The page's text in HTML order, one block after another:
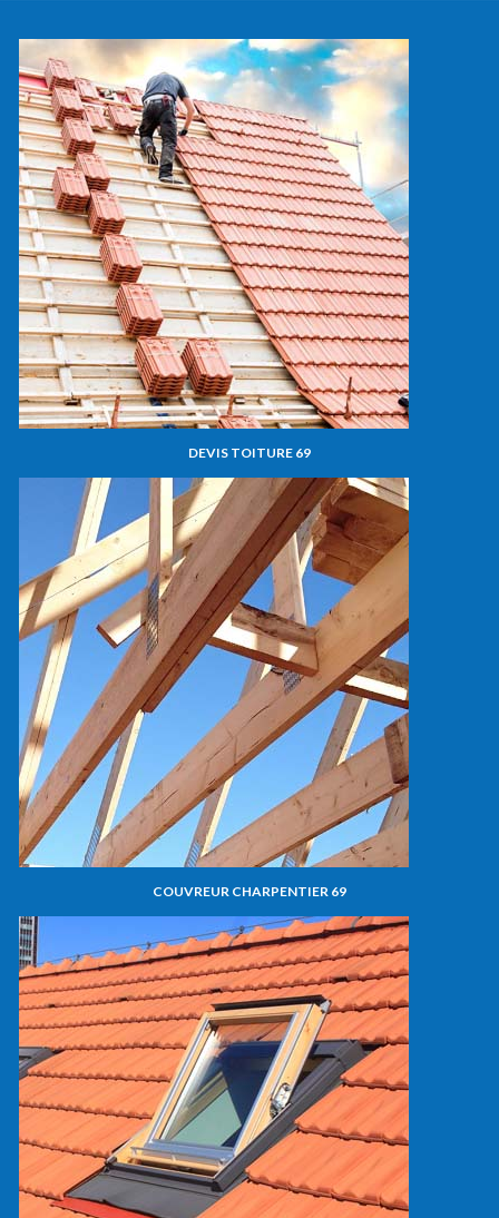
DEVIS TOITURE 69
COUVREUR CHARPENTIER 69